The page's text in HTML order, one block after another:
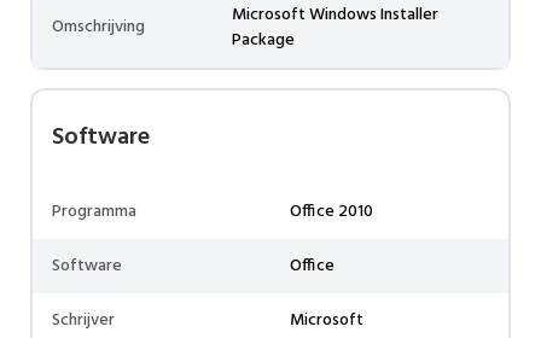
Omschrijving
Microsoft Windows Installer
Package
Software
Programma
Office 2010
Software
Office
Schrijver
Microsoft